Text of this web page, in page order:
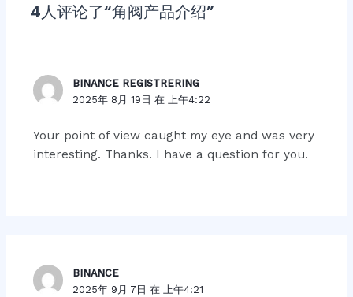
4人评论了“角阀产品介绍”
BINANCE REGISTRERING
2025年 8月 19日 在 上午4:22
Your point of view caught my eye and was very
interesting. Thanks. I have a question for you.
BINANCE
2025年 9月 7日 在 上午4:21